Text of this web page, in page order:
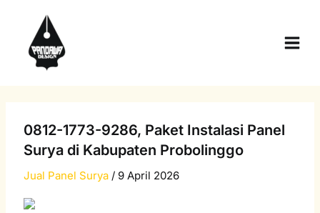
content
0812-1773-9286, Paket Instalasi Panel
Surya di Kabupaten Probolinggo
Jual Panel Surya / 9 April 2026